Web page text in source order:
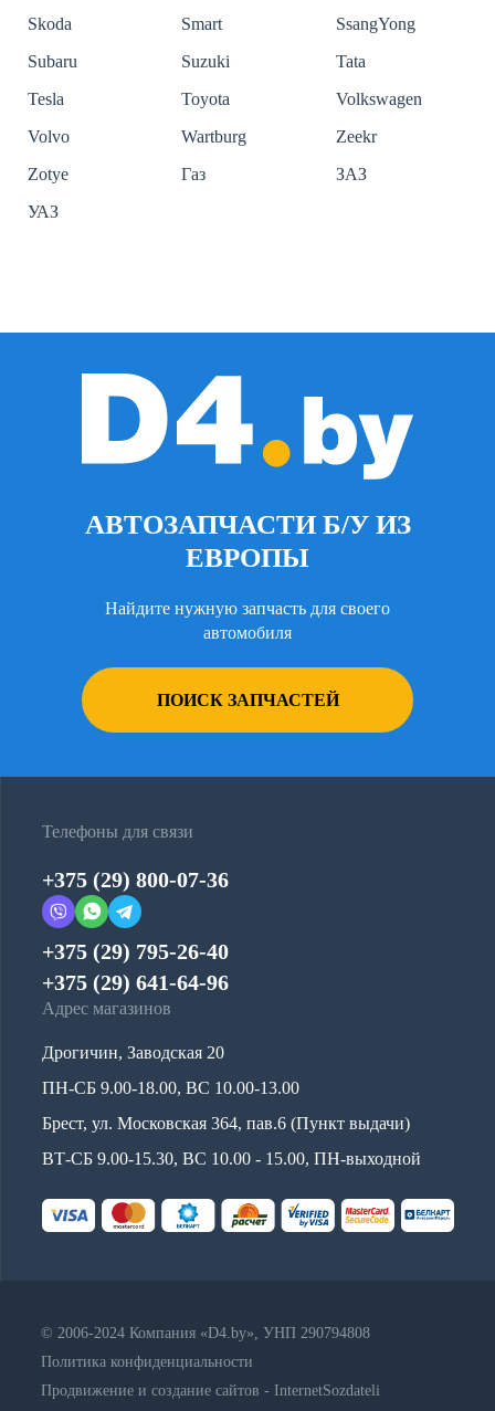
Skoda
Smart
SsangYong
Subaru
Suzuki
Tata
Tesla
Toyota
Volkswagen
Volvo
Wartburg
Zeekr
Zotye
Газ
ЗАЗ
УАЗ
АВТОЗАПЧАСТИ Б/У ИЗ
ЕВРОПЫ
Найдите нужную запчасть для своего
автомобиля
ПОИСК ЗАПЧАСТЕЙ
Телефоны для связи
+375 (29) 800-07-36
+375 (29) 795-26-40
+375 (29) 641-64-96
Адрес магазинов
Дрогичин, Заводская 20
ПН-СБ 9.00-18.00, ВС 10.00-13.00
Брест, ул. Московская 364, пав.6 (Пункт выдачи)
ВТ-СБ 9.00-15.30, ВС 10.00 - 15.00, ПН-выходной
© 2006-2024 Компания «D4.by», УНП 290794808
Политика конфиденциальности
Продвижение и создание сайтов - InternetSozdateli